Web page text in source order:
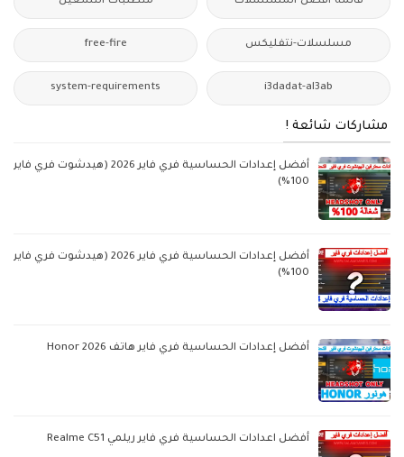
مسلسلات-نتفليكس free-fire
i3dadat-al3ab
system-requirements
مشاركات شائعة !
أفضل إعدادات الحساسية فري فاير 2026 (هيدشوت فري فاير
100%)
أفضل إعدادات الحساسية فري فاير 2026 (هيدشوت فري فاير
100%)
أفضل إعدادات الحساسية فري فاير هاتف Honor 2026
أفضل اعدادات الحساسية فري فاير ريلمي Realme C51